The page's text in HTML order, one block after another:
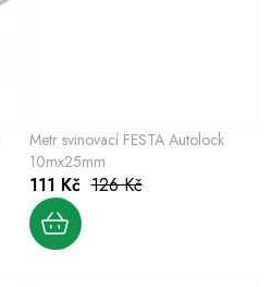
Metr svinovací FESTA Autolock
10mx25mm
111 Kč 126 Kč